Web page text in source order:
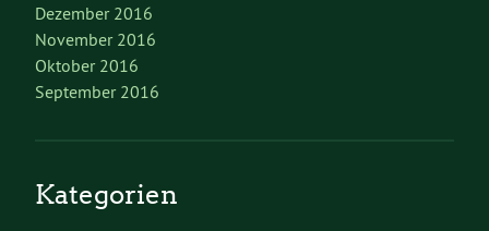
Dezember 2016
November 2016
Oktober 2016
September 2016
Kategorien